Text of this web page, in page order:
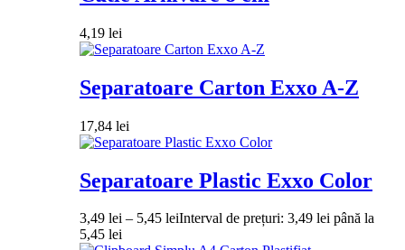
4,19 lei
Separatoare Carton Exxo A-Z
17,84 lei
Separatoare Plastic Exxo Color
3,49 lei – 5,45 leiInterval de prețuri: 3,49 lei până la
5,45 lei